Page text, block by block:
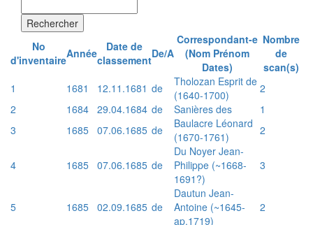
Rechercher
No
d'inventaireAnnée
Date de
classementDe/A
Correspondant-e
(Nom Prénom
Dates)
Nombre
de
scan(s)
1
1681 12.11.1681 de
Tholozan Esprit de
(1640-1700)
2
2
1684 29.04.1684 de Sanières des
1
3
1685 07.06.1685 de
Baulacre Léonard
(1670-1761)
2
4 1685 07.06.1685 de
Du Noyer Jean-
Philippe (~1668-
1691?)
3
5 1685 02.09.1685 de
Dautun Jean-
Antoine (~1645-
ap.1719)
2